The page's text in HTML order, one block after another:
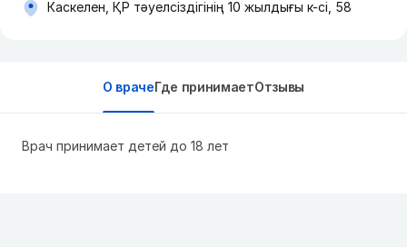
Каскелен, ҚР тәуелсіздігінің 10 жылдығы к-сі, 58
О врачеГде принимаетОтзывы
Врач принимает детей до 18 лет